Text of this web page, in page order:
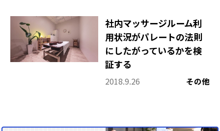
社内マッサージルーム利
用状況がパレートの法則
にしたがっているかを検
証する
2018.9.26 その他